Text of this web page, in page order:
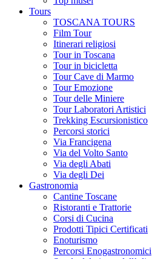
Tours
TOSCANA TOURS
Film Tour
Itinerari religiosi
Tour in Toscana
Tour in bicicletta
Tour Cave di Marmo
Tour Emozione
Tour delle Miniere
Tour Laboratori Artistici
Trekking Escursionistico
Percorsi storici
Via Francigena
Via del Volto Santo
Via degli Abati
Via degli Dei
Gastronomia
Cantine Toscane
Ristoranti e Trattorie
Corsi di Cucina
Prodotti Tipici Certificati
Enoturismo
Percorsi Enogastronomici